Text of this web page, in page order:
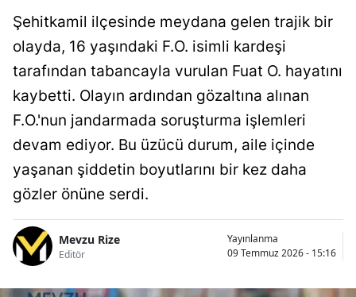
Şehitkamil ilçesinde meydana gelen trajik bir
olayda, 16 yaşındaki F.O. isimli kardeşi
tarafından tabancayla vurulan Fuat O. hayatını
kaybetti. Olayın ardından gözaltına alınan
F.O.'nun jandarmada soruşturma işlemleri
devam ediyor. Bu üzücü durum, aile içinde
yaşanan şiddetin boyutlarını bir kez daha
gözler önüne serdi.
Mevzu Rize
Editör
Yayınlanma
09 Temmuz 2026 - 15:16